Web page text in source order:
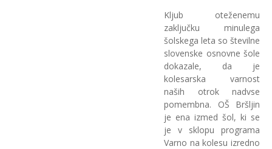
Kljub oteženemu
zaključku minulega
šolskega leta so številne
slovenske osnovne šole
dokazale, da je
kolesarska varnost
naših otrok nadvse
pomembna. OŠ Bršljin
je ena izmed šol, ki se
je v sklopu programa
Varno na kolesu izredno